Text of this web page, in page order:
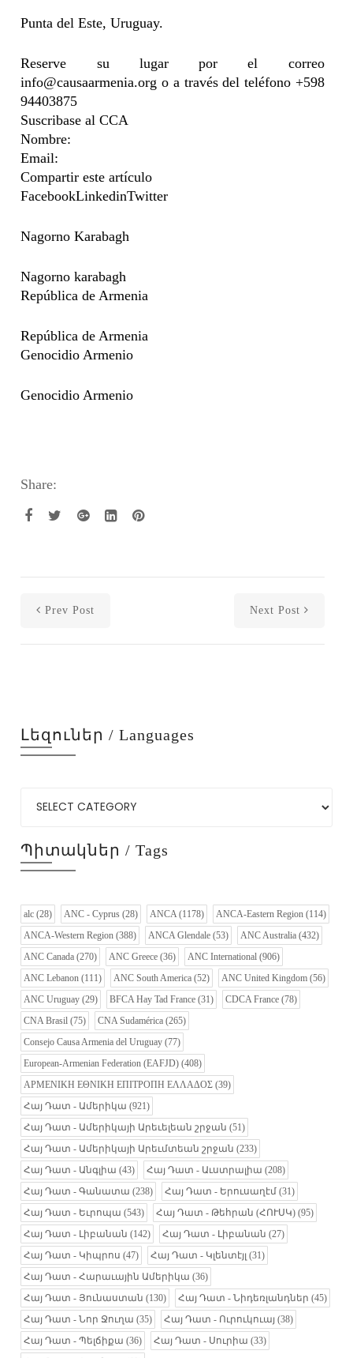
Punta del Este, Uruguay.
Reserve su lugar por el correo
info@causaarmenia.org o a través del teléfono +598
94403875
Suscribase al CCA
Nombre:
Email:
Compartir este artículo
FacebookLinkedinTwitter
Nagorno Karabagh
Nagorno karabagh
República de Armenia
República de Armenia
Genocidio Armenio
Genocidio Armenio
Share:
Prev Post Next Post
Լեզուներ / Languages
Պիտակներ / Tags
alc (28) ANC - Cyprus (28) ANCA (1178) ANCA-Eastern Region (114)
ANCA-Western Region (388) ANCA Glendale (53) ANC Australia (432)
ANC Canada (270) ANC Greece (36) ANC International (906)
ANC Lebanon (111) ANC South America (52) ANC United Kingdom (56)
ANC Uruguay (29) BFCA Hay Tad France (31) CDCA France (78)
CNA Brasil (75) CNA Sudamérica (265)
Consejo Causa Armenia del Uruguay (77)
European-Armenian Federation (EAFJD) (408)
ΑΡΜΕΝΙΚΗ ΕΘΝΙΚΗ ΕΠΙΤΡΟΠΗ ΕΛΛΑΔΟΣ (39)
Հայ Դատ - Ամերիկա (921)
Հայ Դատ - Ամերիկայի Արեւելեան շրջան (51)
Հայ Դատ - Ամերիկայի Արեւմտեան շրջան (233)
Հայ Դատ - Անգլիա (43) Հայ Դատ - Աւստրալիա (208)
Հայ Դատ - Գանատա (238) Հայ Դատ - Երուսաղէմ (31)
Հայ Դատ - Եւրոպա (543) Հայ Դատ - Թեհրան (ՀՈՒՍԿ) (95)
Հայ Դատ - Լիբանան (142) Հայ Դատ - Լիբանան (27)
Հայ Դատ - Կիպրոս (47) Հայ Դատ - Կլենտէյլ (31)
Հայ Դատ - Հարաւային Ամերիկա (36)
Հայ Դատ - Յունաստան (130) Հայ Դատ - Նիդեռլանդներ (45)
Հայ Դատ - Նոր Ջուղա (35) Հայ Դատ - Ուրուկուայ (38)
Հայ Դատ - Պելճիքա (36) Հայ Դատ - Սուրիա (33)